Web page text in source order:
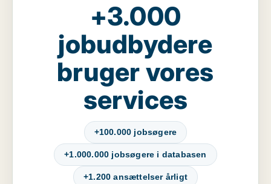
+3.000
jobudbydere
bruger vores
services
+100.000 jobsøgere
+1.000.000 jobsøgere i databasen
+1.200 ansættelser årligt